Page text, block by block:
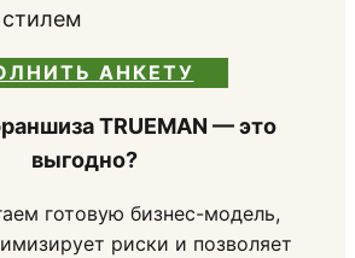
АНКЕТУ
TRUEMAN — это
выгодно?
готовую бизнес-модель,
риски и позволяет